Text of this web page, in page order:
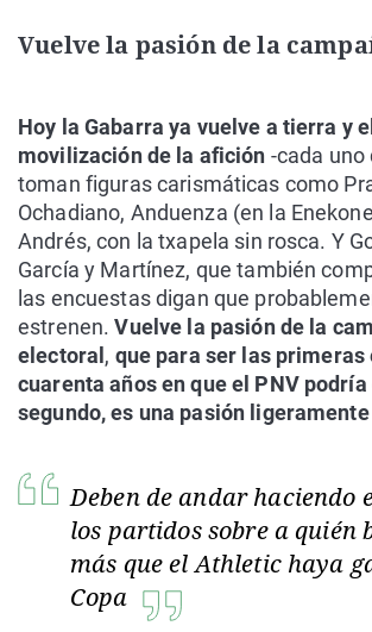
Vuelve la pasión de la
Hoy la Gabarra ya vuelve a tierra y
movilización de la afición -cada uno
toman figuras carismáticas como
Ochadiano, Anduenza (en la
Andrés, con la txapela sin rosca. Y
García y Martínez, que también
las encuestas digan que
estrenen.Vuelve la pasión de la
electoral , que para ser las primeras
cuarenta años en que el PNV
segundo, es una pasión
Deben de andar haciendo
los partidos sobre a quién
más que el Athletic haya
Copa